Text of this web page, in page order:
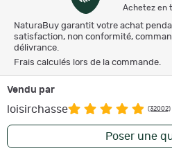
Achetez en
NaturaBuy garantit votre achat
satisfaction, non conformité,
délivrance.
Frais calculés lors de la commande.
Vendu par
loisirchasse (32002)
Poser une